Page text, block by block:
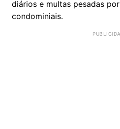
diários e multas pesadas
condominiais.